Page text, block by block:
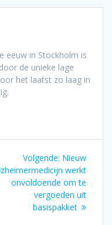
eeuw in Stockholm is
de unieke lage
het laatst zo laag in
Volgende: Volgend
bericht:
Nieuw
werkt
onvoldoende om te
vergoeden uit
basispakket